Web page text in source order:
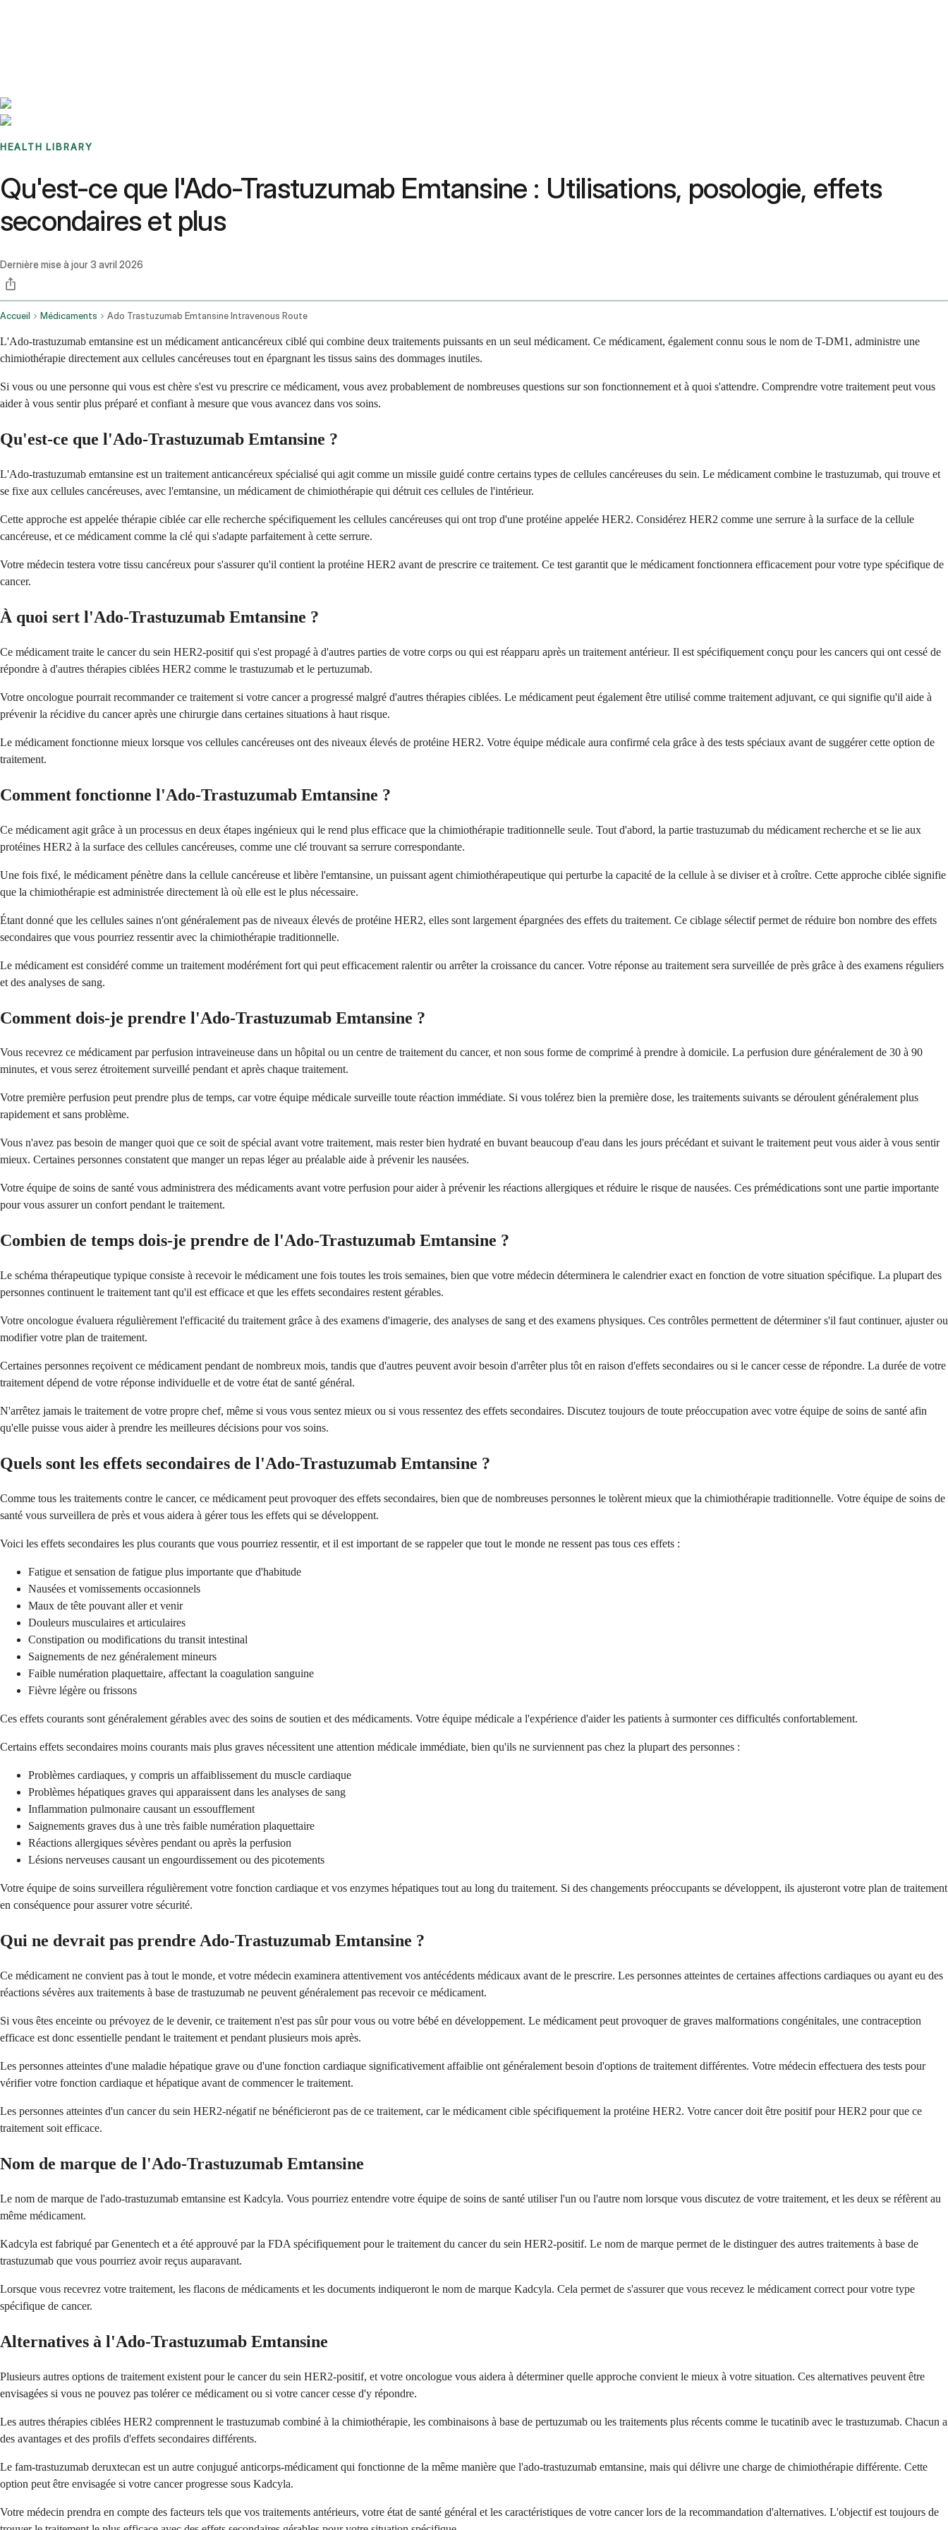
HEALTH LIBRARY
Qu'est-ce que l'Ado-Trastuzumab Emtansine : Utilisations, posologie, effets
secondaires et plus
Dernière mise à jour3 avril 2026
Accueil Médicaments Ado Trastuzumab Emtansine Intravenous Route
L'Ado-trastuzumab emtansine est un médicament anticancéreux ciblé qui combine deux traitements puissants en un seul médicament. Ce médicament, également connu sous le nom de T-DM1, administre une
chimiothérapie directement aux cellules cancéreuses tout en épargnant les tissus sains des dommages inutiles.
Si vous ou une personne qui vous est chère s'est vu prescrire ce médicament, vous avez probablement de nombreuses questions sur son fonctionnement et à quoi s'attendre. Comprendre votre traitement peut vous
aider à vous sentir plus préparé et confiant à mesure que vous avancez dans vos soins.
Qu'est-ce que l'Ado-Trastuzumab Emtansine ?
L'Ado-trastuzumab emtansine est un traitement anticancéreux spécialisé qui agit comme un missile guidé contre certains types de cellules cancéreuses du sein. Le médicament combine le trastuzumab, qui trouve et
se fixe aux cellules cancéreuses, avec l'emtansine, un médicament de chimiothérapie qui détruit ces cellules de l'intérieur.
Cette approche est appelée thérapie ciblée car elle recherche spécifiquement les cellules cancéreuses qui ont trop d'une protéine appelée HER2. Considérez HER2 comme une serrure à la surface de la cellule
cancéreuse, et ce médicament comme la clé qui s'adapte parfaitement à cette serrure.
Votre médecin testera votre tissu cancéreux pour s'assurer qu'il contient la protéine HER2 avant de prescrire ce traitement. Ce test garantit que le médicament fonctionnera efficacement pour votre type spécifique de
cancer.
À quoi sert l'Ado-Trastuzumab Emtansine ?
Ce médicament traite le cancer du sein HER2-positif qui s'est propagé à d'autres parties de votre corps ou qui est réapparu après un traitement antérieur. Il est spécifiquement conçu pour les cancers qui ont cessé de
répondre à d'autres thérapies ciblées HER2 comme le trastuzumab et le pertuzumab.
Votre oncologue pourrait recommander ce traitement si votre cancer a progressé malgré d'autres thérapies ciblées. Le médicament peut également être utilisé comme traitement adjuvant, ce qui signifie qu'il aide à
prévenir la récidive du cancer après une chirurgie dans certaines situations à haut risque.
Le médicament fonctionne mieux lorsque vos cellules cancéreuses ont des niveaux élevés de protéine HER2. Votre équipe médicale aura confirmé cela grâce à des tests spéciaux avant de suggérer cette option de
traitement.
Comment fonctionne l'Ado-Trastuzumab Emtansine ?
Ce médicament agit grâce à un processus en deux étapes ingénieux qui le rend plus efficace que la chimiothérapie traditionnelle seule. Tout d'abord, la partie trastuzumab du médicament recherche et se lie aux
protéines HER2 à la surface des cellules cancéreuses, comme une clé trouvant sa serrure correspondante.
Une fois fixé, le médicament pénètre dans la cellule cancéreuse et libère l'emtansine, un puissant agent chimiothérapeutique qui perturbe la capacité de la cellule à se diviser et à croître. Cette approche ciblée signifie
que la chimiothérapie est administrée directement là où elle est le plus nécessaire.
Étant donné que les cellules saines n'ont généralement pas de niveaux élevés de protéine HER2, elles sont largement épargnées des effets du traitement. Ce ciblage sélectif permet de réduire bon nombre des effets
secondaires que vous pourriez ressentir avec la chimiothérapie traditionnelle.
Le médicament est considéré comme un traitement modérément fort qui peut efficacement ralentir ou arrêter la croissance du cancer. Votre réponse au traitement sera surveillée de près grâce à des examens réguliers
et des analyses de sang.
Comment dois-je prendre l'Ado-Trastuzumab Emtansine ?
Vous recevrez ce médicament par perfusion intraveineuse dans un hôpital ou un centre de traitement du cancer, et non sous forme de comprimé à prendre à domicile. La perfusion dure généralement de 30 à 90
minutes, et vous serez étroitement surveillé pendant et après chaque traitement.
Votre première perfusion peut prendre plus de temps, car votre équipe médicale surveille toute réaction immédiate. Si vous tolérez bien la première dose, les traitements suivants se déroulent généralement plus
rapidement et sans problème.
Vous n'avez pas besoin de manger quoi que ce soit de spécial avant votre traitement, mais rester bien hydraté en buvant beaucoup d'eau dans les jours précédant et suivant le traitement peut vous aider à vous sentir
mieux. Certaines personnes constatent que manger un repas léger au préalable aide à prévenir les nausées.
Votre équipe de soins de santé vous administrera des médicaments avant votre perfusion pour aider à prévenir les réactions allergiques et réduire le risque de nausées. Ces prémédications sont une partie importante
pour vous assurer un confort pendant le traitement.
Combien de temps dois-je prendre de l'Ado-Trastuzumab Emtansine ?
Le schéma thérapeutique typique consiste à recevoir le médicament une fois toutes les trois semaines, bien que votre médecin déterminera le calendrier exact en fonction de votre situation spécifique. La plupart des
personnes continuent le traitement tant qu'il est efficace et que les effets secondaires restent gérables.
Votre oncologue évaluera régulièrement l'efficacité du traitement grâce à des examens d'imagerie, des analyses de sang et des examens physiques. Ces contrôles permettent de déterminer s'il faut continuer, ajuster ou
modifier votre plan de traitement.
Certaines personnes reçoivent ce médicament pendant de nombreux mois, tandis que d'autres peuvent avoir besoin d'arrêter plus tôt en raison d'effets secondaires ou si le cancer cesse de répondre. La durée de votre
traitement dépend de votre réponse individuelle et de votre état de santé général.
N'arrêtez jamais le traitement de votre propre chef, même si vous vous sentez mieux ou si vous ressentez des effets secondaires. Discutez toujours de toute préoccupation avec votre équipe de soins de santé afin
qu'elle puisse vous aider à prendre les meilleures décisions pour vos soins.
Quels sont les effets secondaires de l'Ado-Trastuzumab Emtansine ?
Comme tous les traitements contre le cancer, ce médicament peut provoquer des effets secondaires, bien que de nombreuses personnes le tolèrent mieux que la chimiothérapie traditionnelle. Votre équipe de soins de
santé vous surveillera de près et vous aidera à gérer tous les effets qui se développent.
Voici les effets secondaires les plus courants que vous pourriez ressentir, et il est important de se rappeler que tout le monde ne ressent pas tous ces effets :
Fatigue et sensation de fatigue plus importante que d'habitude
Nausées et vomissements occasionnels
Maux de tête pouvant aller et venir
Douleurs musculaires et articulaires
Constipation ou modifications du transit intestinal
Saignements de nez généralement mineurs
Faible numération plaquettaire, affectant la coagulation sanguine
Fièvre légère ou frissons
Ces effets courants sont généralement gérables avec des soins de soutien et des médicaments. Votre équipe médicale a l'expérience d'aider les patients à surmonter ces difficultés confortablement.
Certains effets secondaires moins courants mais plus graves nécessitent une attention médicale immédiate, bien qu'ils ne surviennent pas chez la plupart des personnes :
Problèmes cardiaques, y compris un affaiblissement du muscle cardiaque
Problèmes hépatiques graves qui apparaissent dans les analyses de sang
Inflammation pulmonaire causant un essoufflement
Saignements graves dus à une très faible numération plaquettaire
Réactions allergiques sévères pendant ou après la perfusion
Lésions nerveuses causant un engourdissement ou des picotements
Votre équipe de soins surveillera régulièrement votre fonction cardiaque et vos enzymes hépatiques tout au long du traitement. Si des changements préoccupants se développent, ils ajusteront votre plan de traitement
en conséquence pour assurer votre sécurité.
Qui ne devrait pas prendre Ado-Trastuzumab Emtansine ?
Ce médicament ne convient pas à tout le monde, et votre médecin examinera attentivement vos antécédents médicaux avant de le prescrire. Les personnes atteintes de certaines affections cardiaques ou ayant eu des
réactions sévères aux traitements à base de trastuzumab ne peuvent généralement pas recevoir ce médicament.
Si vous êtes enceinte ou prévoyez de le devenir, ce traitement n'est pas sûr pour vous ou votre bébé en développement. Le médicament peut provoquer de graves malformations congénitales, une contraception
efficace est donc essentielle pendant le traitement et pendant plusieurs mois après.
Les personnes atteintes d'une maladie hépatique grave ou d'une fonction cardiaque significativement affaiblie ont généralement besoin d'options de traitement différentes. Votre médecin effectuera des tests pour
vérifier votre fonction cardiaque et hépatique avant de commencer le traitement.
Les personnes atteintes d'un cancer du sein HER2-négatif ne bénéficieront pas de ce traitement, car le médicament cible spécifiquement la protéine HER2. Votre cancer doit être positif pour HER2 pour que ce
traitement soit efficace.
Nom de marque de l'Ado-Trastuzumab Emtansine
Le nom de marque de l'ado-trastuzumab emtansine est Kadcyla. Vous pourriez entendre votre équipe de soins de santé utiliser l'un ou l'autre nom lorsque vous discutez de votre traitement, et les deux se réfèrent au
même médicament.
Kadcyla est fabriqué par Genentech et a été approuvé par la FDA spécifiquement pour le traitement du cancer du sein HER2-positif. Le nom de marque permet de le distinguer des autres traitements à base de
trastuzumab que vous pourriez avoir reçus auparavant.
Lorsque vous recevrez votre traitement, les flacons de médicaments et les documents indiqueront le nom de marque Kadcyla. Cela permet de s'assurer que vous recevez le médicament correct pour votre type
spécifique de cancer.
Alternatives à l'Ado-Trastuzumab Emtansine
Plusieurs autres options de traitement existent pour le cancer du sein HER2-positif, et votre oncologue vous aidera à déterminer quelle approche convient le mieux à votre situation. Ces alternatives peuvent être
envisagées si vous ne pouvez pas tolérer ce médicament ou si votre cancer cesse d'y répondre.
Les autres thérapies ciblées HER2 comprennent le trastuzumab combiné à la chimiothérapie, les combinaisons à base de pertuzumab ou les traitements plus récents comme le tucatinib avec le trastuzumab. Chacun a
des avantages et des profils d'effets secondaires différents.
Le fam-trastuzumab deruxtecan est un autre conjugué anticorps-médicament qui fonctionne de la même manière que l'ado-trastuzumab emtansine, mais qui délivre une charge de chimiothérapie différente. Cette
option peut être envisagée si votre cancer progresse sous Kadcyla.
Votre médecin prendra en compte des facteurs tels que vos traitements antérieurs, votre état de santé général et les caractéristiques de votre cancer lors de la recommandation d'alternatives. L'objectif est toujours de